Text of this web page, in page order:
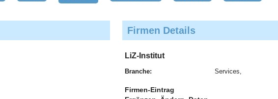
Firmen Details
LiZ-Institut
Branche: Services,
Firmen-Eintrag